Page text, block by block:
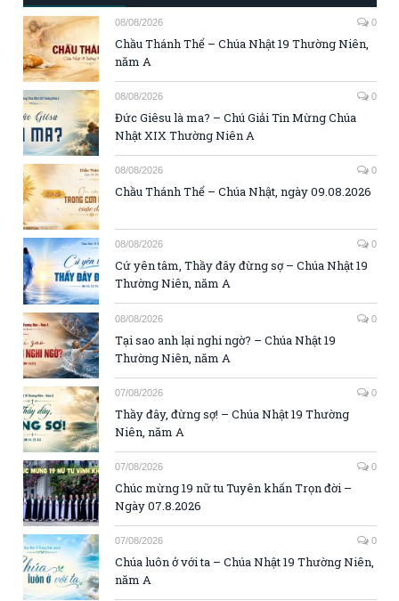
08/08/2026 0
Chầu Thánh Thể – Chúa Nhật 19 Thường Niên,
năm A
08/08/2026 0
Đức Giêsu là ma? – Chú Giải Tin Mừng Chúa
Nhật XIX Thường Niên A
08/08/2026 0
Chầu Thánh Thể – Chúa Nhật, ngày 09.08.2026
08/08/2026 0
Cứ yên tâm, Thầy đây đừng sợ – Chúa Nhật 19
Thường Niên, năm A
08/08/2026 0
Tại sao anh lại nghi ngờ? – Chúa Nhật 19
Thường Niên, năm A
07/08/2026 0
Thầy đây, đừng sợ! – Chúa Nhật 19 Thường
Niên, năm A
07/08/2026 0
Chúc mừng 19 nữ tu Tuyên khấn Trọn đời –
Ngày 07.8.2026
07/08/2026 0
Chúa luôn ở với ta – Chúa Nhật 19 Thường Niên,
năm A